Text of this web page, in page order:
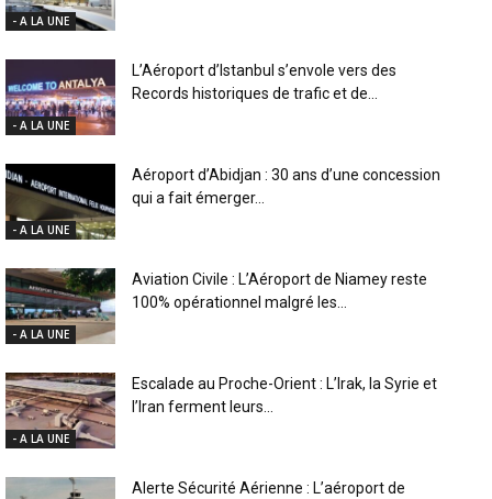
- A LA UNE
- A LA UNE
L’Aéroport d’Istanbul s’envole vers des
Records historiques de trafic et de...
- A LA UNE
Aéroport d’Abidjan : 30 ans d’une concession
qui a fait émerger...
- A LA UNE
Aviation Civile : L’Aéroport de Niamey reste
100% opérationnel malgré les...
- A LA UNE
Escalade au Proche-Orient : L’Irak, la Syrie et
l’Iran ferment leurs...
Alerte Sécurité Aérienne : L’aéroport de